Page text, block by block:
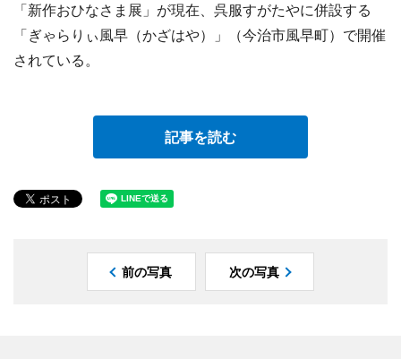
「新作おひなさま展」が現在、呉服すがたやに併設する
「ぎゃらりぃ風早（かざはや）」（今治市風早町）で開催
されている。
記事を読む
前の写真 次の写真